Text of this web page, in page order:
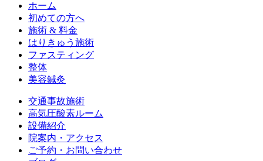
ホーム
初めての方へ
施術 & 料金
はりきゅう施術
ファスティング
整体
美容鍼灸
交通事故施術
高気圧酸素ルーム
設備紹介
院案内・アクセス
ご予約・お問い合わせ